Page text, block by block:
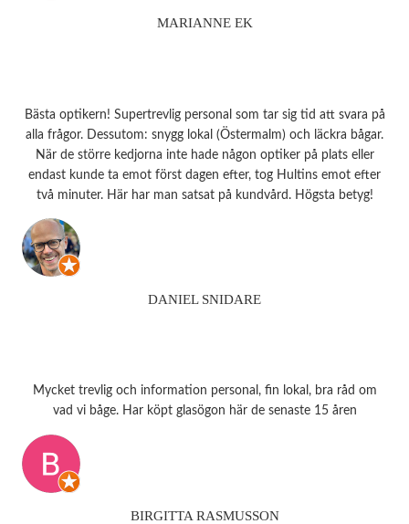
MARIANNE EK
Bästa optikern! Supertrevlig personal som tar sig tid att svara på
alla frågor. Dessutom: snygg lokal (Östermalm) och läckra bågar.
När de större kedjorna inte hade någon optiker på plats eller
endast kunde ta emot först dagen efter, tog Hultins emot efter
två minuter. Här har man satsat på kundvård. Högsta betyg!
DANIEL SNIDARE
Mycket trevlig och information personal, fin lokal, bra råd om
vad vi båge. Har köpt glasögon här de senaste 15 åren
BIRGITTA RASMUSSON